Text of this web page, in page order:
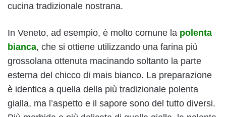
cucina tradizionale nostrana.
In Veneto, ad esempio, è molto comune la polenta
bianca, che si ottiene utilizzando una farina più
grossolana ottenuta macinando soltanto la parte
esterna del chicco di mais bianco. La preparazione
è identica a quella della più tradizionale polenta
gialla, ma l’aspetto e il sapore sono del tutto diversi.